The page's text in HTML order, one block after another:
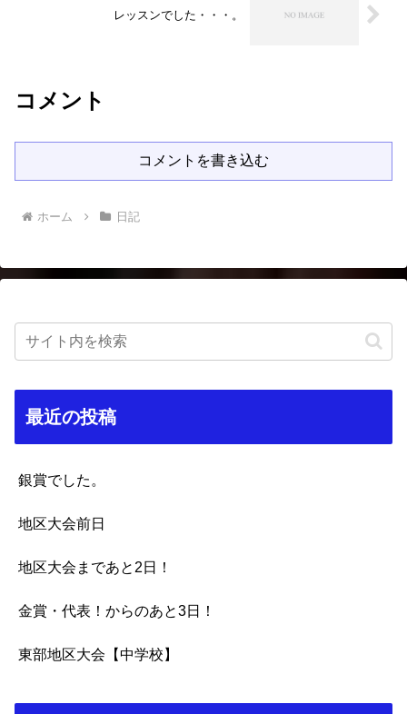
レッスンでした・・・。
コメント
コメントを書き込む
ホーム 日記
最近の投稿
銀賞でした。
地区大会前日
地区大会まであと2日！
金賞・代表！からのあと3日！
東部地区大会【中学校】